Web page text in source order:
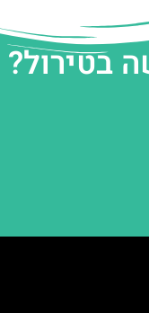
בטירול?